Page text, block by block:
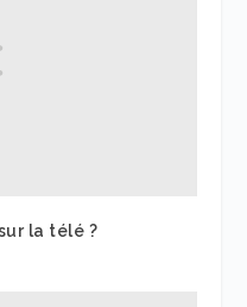
la télé ?